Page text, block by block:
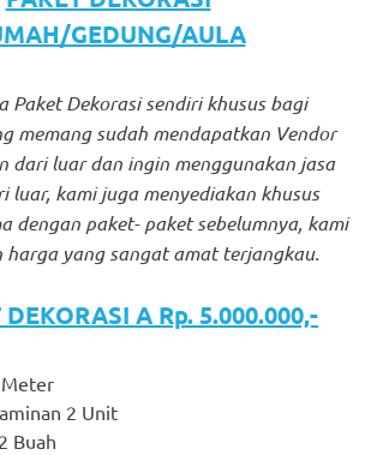
GEDUNG/AULA
Paket Dekorasi sendiri khusus bagi
memang sudah mendapatkan Vendor
dari luar dan ingin menggunakan jasa
luar, kami juga menyediakan khusus
dengan paket- paket sebelumnya, kami
harga yang sangat amat terjangkau.
A Rp. 5.000.000,-
Meter
2 Unit
Buah